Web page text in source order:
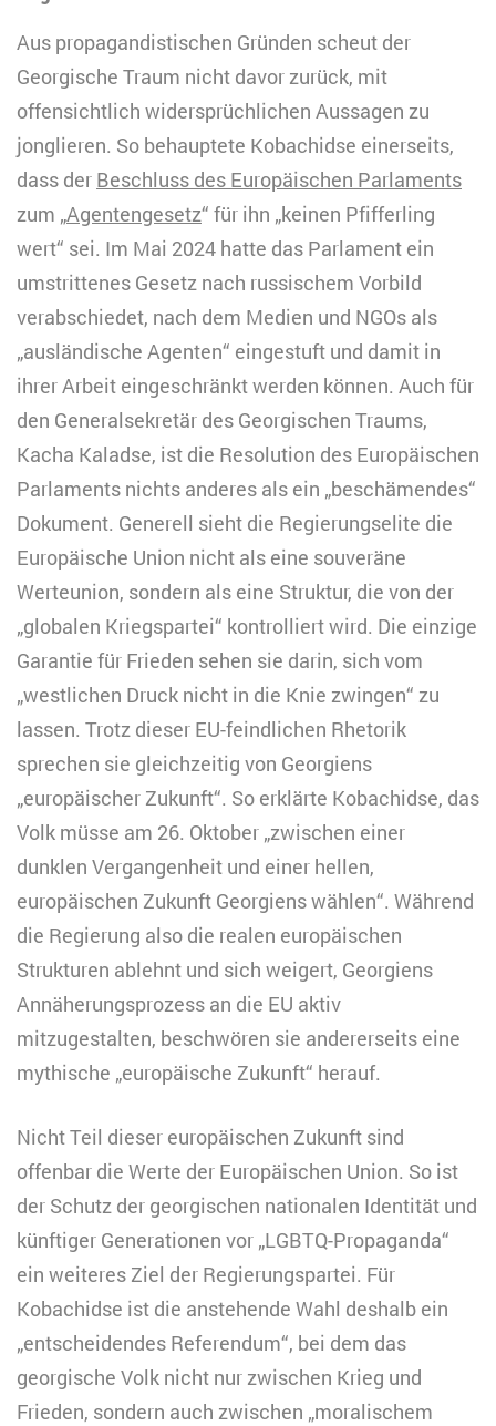
Aus propagandistischen Gründen scheut der
Georgische Traum nicht davor zurück, mit
offensichtlich widersprüchlichen Aussagen zu
jonglieren. So behauptete Kobachidse einerseits,
dass der Beschluss des Europäischen Parlaments
zum „Agentengesetz“ für ihn „keinen Pfifferling
wert“ sei. Im Mai 2024 hatte das Parlament ein
umstrittenes Gesetz nach russischem Vorbild
verabschiedet, nach dem Medien und NGOs als
„ausländische Agenten“ eingestuft und damit in
ihrer Arbeit eingeschränkt werden können. Auch für
den Generalsekretär des Georgischen Traums,
Kacha Kaladse, ist die Resolution des Europäischen
Parlaments nichts anderes als ein „beschämendes“
Dokument. Generell sieht die Regierungselite die
Europäische Union nicht als eine souveräne
Werteunion, sondern als eine Struktur, die von der
„globalen Kriegspartei“ kontrolliert wird. Die einzige
Garantie für Frieden sehen sie darin, sich vom
„westlichen Druck nicht in die Knie zwingen“ zu
lassen. Trotz dieser EU-feindlichen Rhetorik
sprechen sie gleichzeitig von Georgiens
„europäischer Zukunft“. So erklärte Kobachidse, das
Volk müsse am 26. Oktober „zwischen einer
dunklen Vergangenheit und einer hellen,
europäischen Zukunft Georgiens wählen“. Während
die Regierung also die realen europäischen
Strukturen ablehnt und sich weigert, Georgiens
Annäherungsprozess an die EU aktiv
mitzugestalten, beschwören sie andererseits eine
mythische „europäische Zukunft“ herauf.
Nicht Teil dieser europäischen Zukunft sind
offenbar die Werte der Europäischen Union. So ist
der Schutz der georgischen nationalen Identität und
künftiger Generationen vor „LGBTQ-Propaganda“
ein weiteres Ziel der Regierungspartei. Für
Kobachidse ist die anstehende Wahl deshalb ein
„entscheidendes Referendum“, bei dem das
georgische Volk nicht nur zwischen Krieg und
Frieden, sondern auch zwischen „moralischem